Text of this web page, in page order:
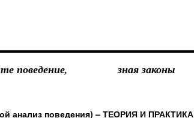
поведение, зная законы
анализ поведения) – ТЕОРИЯ И ПРАКТИКА